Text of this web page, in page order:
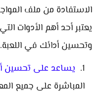
الاستفادة من ملف
يعتبر أحد أهم الأدوات
وتحسين أدائك في اللعبة.
يساعد على تحسين
المباشرة على جميع